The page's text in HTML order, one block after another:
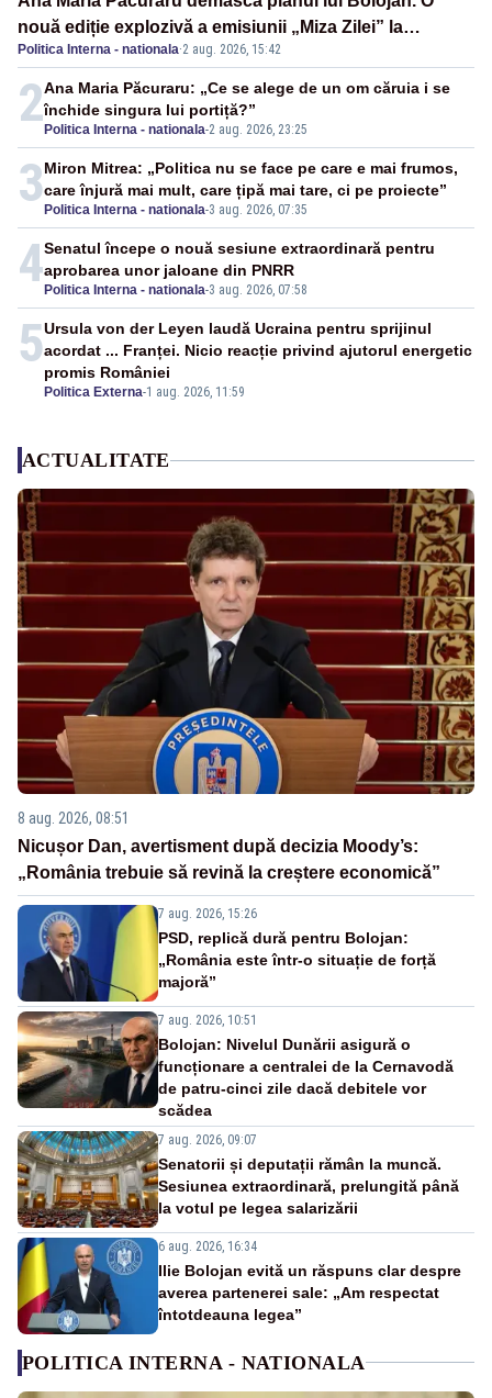
nouă ediție explozivă a emisiunii „Miza Zilei” la
Realitatea PLUS
Politica Interna - nationala·2 aug. 2026, 15:42
2 Politica Interna - nationala-2 aug. 2026, 23:25
Ana Maria Păcuraru: „Ce se alege de un om căruia i se
închide singura lui portiță?”
3 Politica Interna - nationala-3 aug. 2026, 07:35
Miron Mitrea: „Politica nu se face pe care e mai frumos,
care înjură mai mult, care țipă mai tare, ci pe proiecte”
4 Politica Interna - nationala-3 aug. 2026, 07:58
Senatul începe o nouă sesiune extraordinară pentru
aprobarea unor jaloane din PNRR
5
Politica Externa-1 aug. 2026, 11:59
Ursula von der Leyen laudă Ucraina pentru sprijinul
acordat ... Franței. Nicio reacție privind ajutorul energetic
promis României
ACTUALITATE
8 aug. 2026, 08:51
Nicușor Dan, avertisment după decizia Moody’s:
„România trebuie să revină la creștere economică”
7 aug. 2026, 15:26
PSD, replică dură pentru Bolojan:
„România este într-o situație de forță
majoră”
7 aug. 2026, 10:51
Bolojan: Nivelul Dunării asigură o
funcționare a centralei de la Cernavodă
de patru-cinci zile dacă debitele vor
scădea
7 aug. 2026, 09:07
Senatorii și deputații rămân la muncă.
Sesiunea extraordinară, prelungită până
la votul pe legea salarizării
6 aug. 2026, 16:34
Ilie Bolojan evită un răspuns clar despre
averea partenerei sale: „Am respectat
întotdeauna legea”
POLITICA INTERNA - NATIONALA